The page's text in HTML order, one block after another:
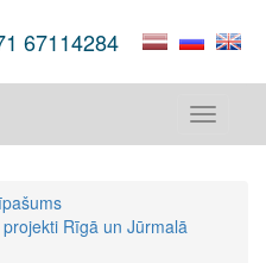
67114284
Toggle
Rīgā un Jūrmalā